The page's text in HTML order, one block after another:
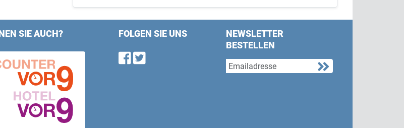
SIE AUCH? FOLGEN SIE UNS
Find us on Facebook
Follow us on Twitter
NEWSLETTER
BESTELLEN